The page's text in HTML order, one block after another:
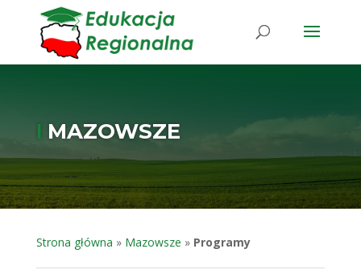
Ι MAZOWSZE
Strona główna » Mazowsze » Programy